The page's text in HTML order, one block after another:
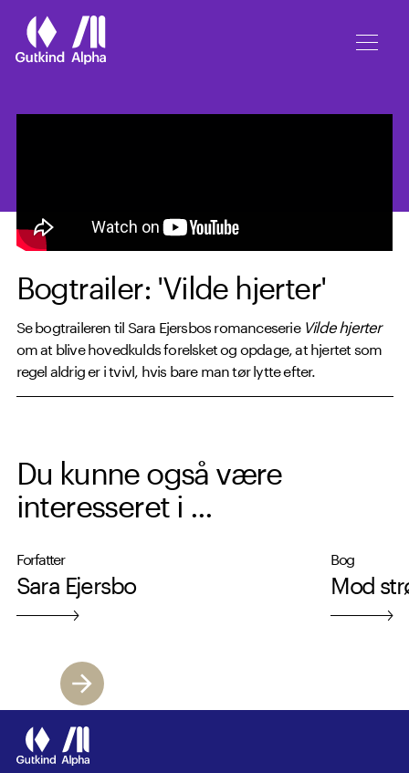
Spring til hovedindhold
Bogtrailer: 'Vilde hjerter'
Se bogtraileren til Sara Ejersbos romanceserie Vilde hjerter
om at blive hovedkulds forelsket og opdage, at hjertet som
regel aldrig er i tvivl, hvis bare man tør lytte efter.
Du kunne også være
interesseret i ...
Forfatter
Sara Ejersbo
Bog
Mod